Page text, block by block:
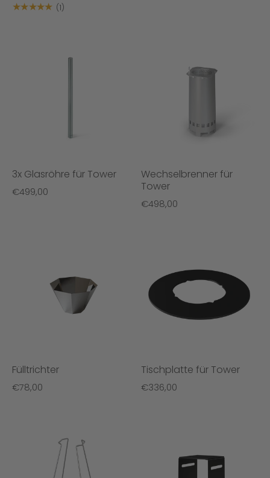
★★★★★ (1)
3x Glasröhre für Tower
€499,00
Wechselbrenner für
Tower
€498,00
Fülltrichter
€78,00
Tischplatte für Tower
€336,00